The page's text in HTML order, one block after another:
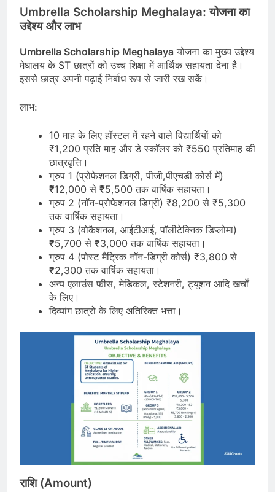
Umbrella Scholarship Meghalaya:योजना का
उद्देश्य और लाभ
Umbrella Scholarship Meghalaya योजना का मुख्य उद्देश्य
मेघालय के ST छात्रों को उच्च शिक्षा में आर्थिक सहायता देना है।
इससे छात्र अपनी पढ़ाई निर्बाध रूप से जारी रख सकें।
लाभ:
10 माह के लिए हॉस्टल में रहने वाले विद्यार्थियों को
₹1,200 प्रति माह और डे स्कॉलर को ₹550 प्रतिमाह की
छात्रवृत्ति।
ग्रुप 1 (प्रोफेशनल डिग्री, पीजी,पीएचडी कोर्स में)
₹12,000 से ₹5,500 तक वार्षिक सहायता।
ग्रुप 2 (नॉन-प्रोफेशनल डिग्री) ₹8,200 से ₹5,300
तक वार्षिक सहायता।
ग्रुप 3 (वोकैशनल, आईटीआई, पॉलीटेक्निक डिप्लोमा)
₹5,700 से ₹3,000 तक वार्षिक सहायता।
ग्रुप 4 (पोस्ट मैट्रिक नॉन-डिग्री कोर्स) ₹3,800 से
₹2,300 तक वार्षिक सहायता।
अन्य एलाउंस फीस, मेडिकल, स्टेशनरी, ट्यूशन आदि खर्चों
के लिए।
दिव्यांग छात्रों के लिए अतिरिक्त भत्ता।
राशि (Amount)